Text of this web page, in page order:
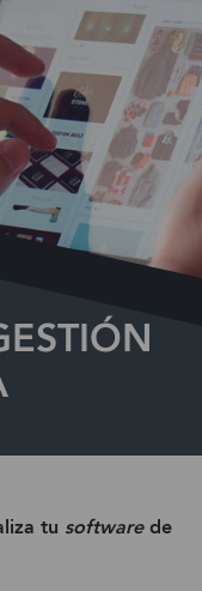
tu softwarede